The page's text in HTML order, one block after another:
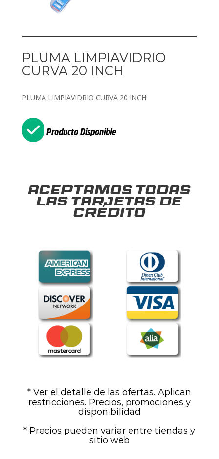
PLUMA LIMPIAVIDRIO
CURVA 20 INCH
PLUMA LIMPIAVIDRIO CURVA 20 INCH
Producto Disponible
Aceptamos todas
las tarjetas de
crédito
* Ver el detalle de las ofertas. Aplican
restricciones. Precios, promociones y
disponibilidad
* Precios pueden variar entre tiendas y
sitio web